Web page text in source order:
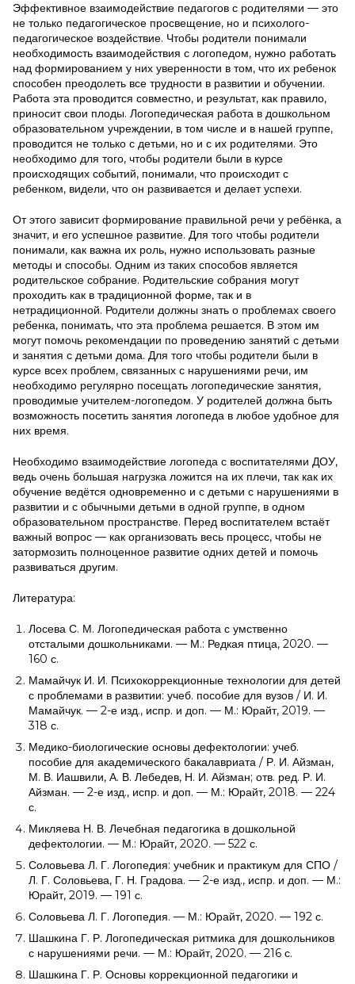
Эффективное взаимодействие педагогов с родителями — это
не только педагогическое просвещение, но и психолого-
педагогическое воздействие. Чтобы родители понимали
необходимость взаимодействия с логопедом, нужно работать
над формированием у них уверенности в том, что их ребенок
способен преодолеть все трудности в развитии и обучении.
Работа эта проводится совместно, и результат, как правило,
приносит свои плоды. Логопедическая работа в дошкольном
образовательном учреждении, в том числе и в нашей группе,
проводится не только с детьми, но и с их родителями. Это
необходимо для того, чтобы родители были в курсе
происходящих событий, понимали, что происходит с
ребенком, видели, что он развивается и делает успехи.
От этого зависит формирование правильной речи у ребёнка, а
значит, и его успешное развитие. Для того чтобы родители
понимали, как важна их роль, нужно использовать разные
методы и способы. Одним из таких способов является
родительское собрание. Родительские собрания могут
проходить как в традиционной форме, так и в
нетрадиционной. Родители должны знать о проблемах своего
ребенка, понимать, что эта проблема решается. В этом им
могут помочь рекомендации по проведению занятий с детьми
и занятия с детьми дома. Для того чтобы родители были в
курсе всех проблем, связанных с нарушениями речи, им
необходимо регулярно посещать логопедические занятия,
проводимые учителем-логопедом. У родителей должна быть
возможность посетить занятия логопеда в любое удобное для
них время.
Необходимо взаимодействие логопеда с воспитателями ДОУ,
ведь очень большая нагрузка ложится на их плечи, так как их
обучение ведётся одновременно и с детьми с нарушениями в
развитии и с обычными детьми в одной группе, в одном
образовательном пространстве. Перед воспитателем встаёт
важный вопрос — как организовать весь процесс, чтобы не
затормозить полноценное развитие одних детей и помочь
развиваться другим.
Литература:
Лосева С. М. Логопедическая работа с умственно
отсталыми дошкольниками. — М.: Редкая птица, 2020. —
160 с.
Мамайчук И. И. Психокоррекционные технологии для детей
с проблемами в развитии: учеб. пособие для вузов / И. И.
Мамайчук. — 2-е изд., испр. и доп. — М.: Юрайт, 2019. —
318 с.
Медико-биологические основы дефектологии: учеб.
пособие для академического бакалавриата / Р. И. Айзман,
М. В. Иашвили, А. В. Лебедев, Н. И. Айзман; отв. ред. Р. И.
Айзман. — 2-е изд., испр. и доп. — М.: Юрайт, 2018. — 224
с.
Микляева Н. В. Лечебная педагогика в дошкольной
дефектологии. — М.: Юрайт, 2020. — 522 с.
Соловьева Л. Г. Логопедия: учебник и практикум для СПО /
Л. Г. Соловьева, Г. Н. Градова. — 2-е изд., испр. и доп. — М.:
Юрайт, 2019. — 191 с.
Соловьева Л. Г. Логопедия. — М.: Юрайт, 2020. — 192 с.
Шашкина Г. Р. Логопедическая ритмика для дошкольников
с нарушениями речи. — М.: Юрайт, 2020. — 216 с.
Шашкина Г. Р. Основы коррекционной педагогики и